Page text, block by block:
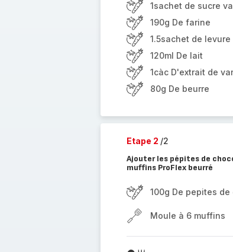
1sachet de sucre
190g De farine
1.5sachet de
120ml De lait
1càc D'extrait de
80g De beurre
Etape 2 /2
Ajouter les pépites de
muffins ProFlex beurré
100g De pepites
Moule à 6 muffins